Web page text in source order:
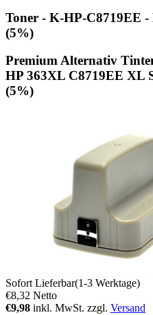
Toner - K-HP-C8719EE
(5%)
Premium Alternativ
HP 363XL C8719EE XL
(5%)
Sofort Lieferbar(1-3 Werktage)
€8,32 Netto
€9,98 inkl. MwSt. zzgl. Versand